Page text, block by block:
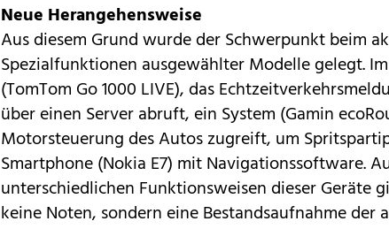
Neue Herangehensweise
Aus diesem Grund wurde der Schwerpunkt beim
Spezialfunktionen ausgewählter Modelle gelegt.
(TomTom Go 1000 LIVE), das
über einen Server abruft, ein System (Gamin
Motorsteuerung des Autos zugreift, um
Smartphone (Nokia E7) mitNavigationssoftware.
unterschiedlichen Funktionsweisen dieser Geräte
keine Noten, sondern eine Bestandsaufnahme der